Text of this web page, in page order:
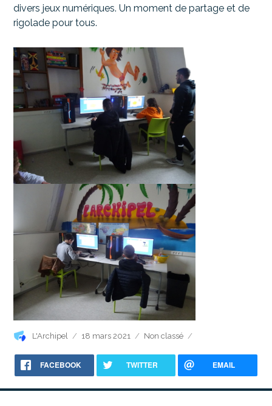
divers jeux numériques. Un moment de partage et de
rigolade pour tous.
Auteur
L'Archipel
Publié
18 mars 2021 Catégories
Non classé
FACEBOOK TWITTER EMAIL